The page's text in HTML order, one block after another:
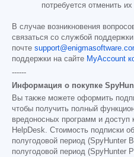
потребуется отменить
В случае возникновения
связаться со службой
почте
поддержки на сайте MyAccount
------
Информация о покупке
Вы также можете оформить
чтобы получить полный
вредоносных программ и
HelpDesk. Стоимость подписки
полугодовой период (SpyHunter
полугодовой период (SpyHunter